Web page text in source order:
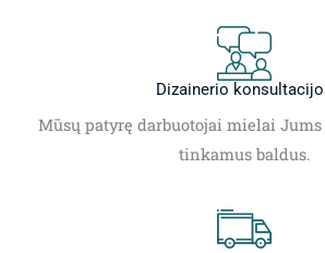
Dizainerio
Mūsų patyrę darbuotojai mielai
tinkamus baldus.